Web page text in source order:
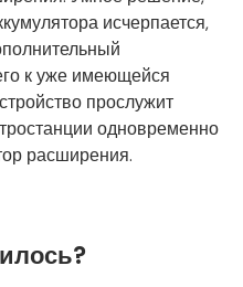
исчерпается,
к уже имеющейся
прослужит
одновременно
расширения.